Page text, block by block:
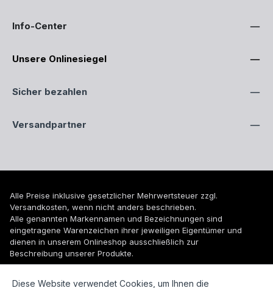
Info-Center
Unsere Onlinesiegel
Sicher bezahlen
Versandpartner
Alle Preise inklusive gesetzlicher Mehrwertsteuer zzgl.
Versandkosten, wenn nicht anders beschrieben.
Alle genannten Markennamen und Bezeichnungen sind
eingetragene Warenzeichen ihrer jeweiligen Eigentümer und
dienen in unserem Onlineshop ausschließlich zur
Beschreibung unserer Produkte.
© 2026 WUH24.de - Weigel und Unger Heizungs- und
Diese Website verwendet Cookies, um Ihnen die